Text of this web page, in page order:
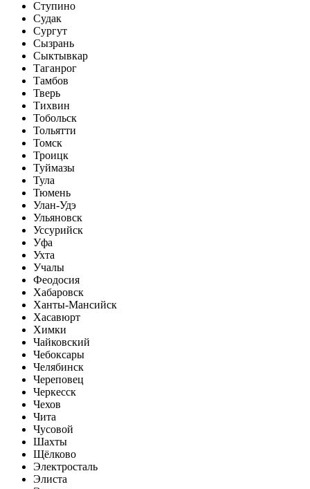
Ступино
Судак
Сургут
Сызрань
Сыктывкар
Таганрог
Тамбов
Тверь
Тихвин
Тобольск
Тольятти
Томск
Троицк
Туймазы
Тула
Тюмень
Улан-Удэ
Ульяновск
Уссурийск
Уфа
Ухта
Учалы
Феодосия
Хабаровск
Ханты-Мансийск
Хасавюрт
Химки
Чайковский
Чебоксары
Челябинск
Череповец
Черкесск
Чехов
Чита
Чусовой
Шахты
Щёлково
Электросталь
Элиста